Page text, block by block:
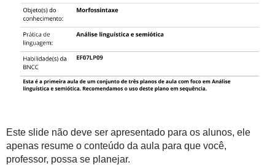
Este slide não deve ser apresentado para os alunos, ele
apenas resume o conteúdo da aula para que você,
professor, possa se planejar.